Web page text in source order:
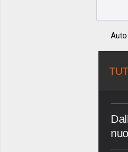
Auto